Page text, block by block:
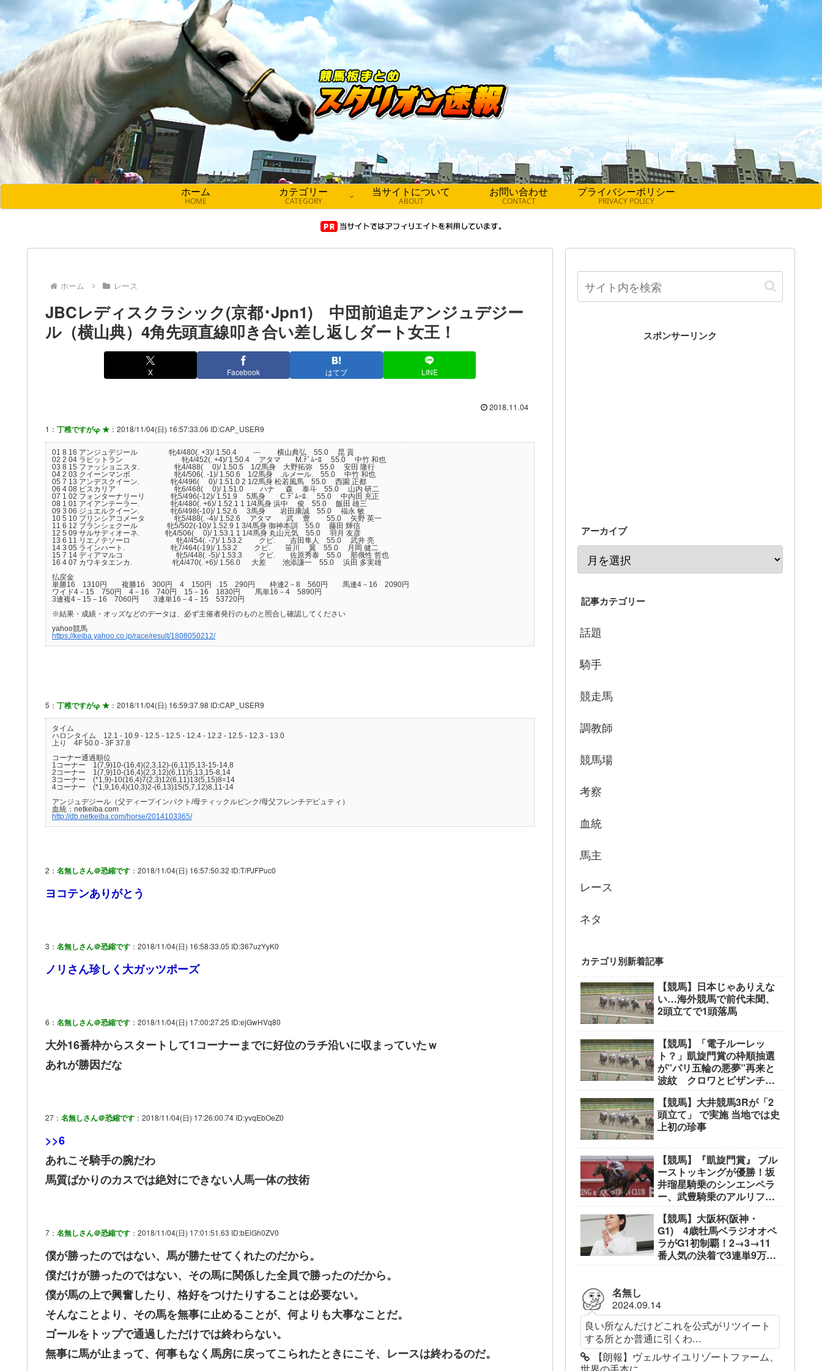
ホーム
HOME
カテゴリー
CATEGORY
当サイトについて
ABOUT
お問い合わせ
CONTACT
プライバシーポリシー
PRIVACY POLICY
ホーム レース
JBCレディスクラシック(京都･Jpn1) 中団前追走アンジュデジー
ル（横山典）4角先頭直線叩き合い差し返しダート女王！
X Facebook はてブ LINE
2018.11.04
1： 丁稚ですがφ ★ ：2018/11/04(日) 16:57:33.06 ID:CAP_USER9
01 8 16 アンジュデジール 牝4/480(. +3)/ 1.50.4 --- 横山典弘 55.0 昆 貢
02 2 04 ラビットラン 牝4/452(. +4)/ 1.50.4 アタマ M.ﾃﾞﾑｰﾛ 55.0 中竹 和也
03 8 15 ファッショニスタ. 牝4/488( 0)/ 1.50.5 1/2馬身 大野拓弥 55.0 安田 隆行
04 2 03 クイーンマンボ 牝4/506(. -1)/ 1.50.6 1/2馬身 .ルメール. 55.0 中竹 和也
05 7 13 アンデスクイーン. 牝4/496( 0)/ 1.51.0 2 1/2馬身 松若風馬 55.0 西園 正都
06 4 08 ビスカリア 牝6/468( 0)/ 1.51.0 ハナ 森 泰斗 55.0 山内 研二
07 1 02 フォンターナリーリ 牝5/496(-12)/ 1.51.9 5馬身 C.ﾃﾞﾑｰﾛ. 55.0 中内田 充正
08 1 01 アイアンテーラー. 牝4/480(. +6)/ 1.52.1 1 1/4馬身 浜中 俊 55.0 飯田 雄三
09 3 06 ジュエルクイーン. 牝6/498(-10)/ 1.52.6 3馬身 岩田康誠 55.0 福永 敏
10 5 10 プリンシアコメータ 牝5/488(. -4)/ 1.52.6 アタマ 武 豊 55.0 矢野 英一
11 6 12 ブランシェクール 牝5/502(-10)/ 1.52.9 1 3/4馬身 御神本訓 55.0 藤田 輝信
12 5 09 サルサディオーネ. 牝4/506( 0)/ 1.53.1 1 1/4馬身 丸山元気 55.0 羽月 友彦
13 6 11 リエノテソーロ 牝4/454(. -7)/ 1.53.2 クビ. 吉田隼人 55.0 武井 亮
14 3 05 ラインハート. 牝7/464(-19)/ 1.53.2 クビ. 笹川 翼 55.0 月岡 健二
15 7 14 ディアマルコ 牝5/448(. -5)/ 1.53.3 クビ. 佐原秀泰 55.0 那俄性 哲也
16 4 07 カワキタエンカ. 牝4/470(. +6)/ 1.56.0 大差 池添謙一 55.0 浜田 多実雄
払戻金
単勝16 1310円 複勝16 300円 4 150円 15 290円 枠連2－8 560円 馬連4－16 2090円
ワイド4－15 750円 4－16 740円 15－16 1830円 馬単16－4 5890円
3連複4－15－16 7060円 3連単16－4－15 53720円
※結果・成績・オッズなどのデータは、必ず主催者発行のものと照合し確認してください
yahoo競馬
https://keiba.yahoo.co.jp/race/result/1808050212/
5： 丁稚ですがφ ★ ：2018/11/04(日) 16:59:37.98 ID:CAP_USER9
タイム
ハロンタイム 12.1 - 10.9 - 12.5 - 12.5 - 12.4 - 12.2 - 12.5 - 12.3 - 13.0
上り 4F 50.0 - 3F 37.8
コーナー通過順位
1コーナー 1(7,9)10-(16,4)(2,3,12)-(6,11)5,13-15-14,8
2コーナー 1(7,9)10-(16,4)(2,3,12)(6,11)5,13,15-8,14
3コーナー (*1,9)-10(16,4)7(2,3)12(6,11)13(5,15)8=14
4コーナー (*1,9,16,4)(10,3)2-(6,13)15(5,7,12)8,11-14
アンジュデジール（父ディープインパクト/母ティックルピンク/母父フレンチデピュティ）
血統：netkeiba.com
http://db.netkeiba.com/horse/2014103365/
2： 名無しさん＠恐縮です ：2018/11/04(日) 16:57:50.32 ID:T/PJFPuc0
ヨコテンありがとう
3： 名無しさん＠恐縮です ：2018/11/04(日) 16:58:33.05 ID:367uzYyK0
ノリさん珍しく大ガッツポーズ
6： 名無しさん＠恐縮です ：2018/11/04(日) 17:00:27.25 ID:ejGwHVq80
大外16番枠からスタートして1コーナーまでに好位のラチ沿いに収まっていたｗ
あれが勝因だな
27： 名無しさん＠恐縮です ：2018/11/04(日) 17:26:00.74 ID:yvqEbOeZ0
>>6
あれこそ騎手の腕だわ
馬質ばかりのカスでは絶対にできない人馬一体の技術
7： 名無しさん＠恐縮です ：2018/11/04(日) 17:01:51.63 ID:bEiGh0ZV0
僕が勝ったのではない、馬が勝たせてくれたのだから。
僕だけが勝ったのではない、その馬に関係した全員で勝ったのだから。
僕が馬の上で興奮したり、格好をつけたりすることは必要ない。
そんなことより、その馬を無事に止めることが、何よりも大事なことだ。
ゴールをトップで通過しただけでは終わらない。
無事に馬が止まって、何事もなく馬房に戻ってこられたときにこそ、レースは終わるのだ。
スポンサーリンク
アーカイブ
記事カテゴリー
話題
騎手
競走馬
調教師
競馬場
考察
血統
馬主
レース
ネタ
カテゴリ別新着記事
【競馬】日本じゃありえな
い…海外競馬で前代未聞、
2頭立てで1頭落馬
【競馬】「電子ルーレッ
ト？」凱旋門賞の枠順抽選
が”パリ五輪の悪夢”再来と
波紋 クロワとビザンチン
【競馬】大井競馬3Rが「2
頭立て」 で実施 当地では史
上初の珍事
【競馬】『凱旋門賞』 ブル
ーストッキングが優勝！坂
井瑠星騎乗のシンエンペラ
ー、武豊騎乗のアルリファ
【競馬】大阪杯(阪神・
G1) 4歳牡馬ベラジオオペ
ラがG1初制覇！2→3→11
番人気の決着で3連単9万
名無し
2024.09.14
良い所なんだけどこれを公式がリツイート
する所とか普通に引くわ...
【朗報】ヴェルサイユリゾートファーム、